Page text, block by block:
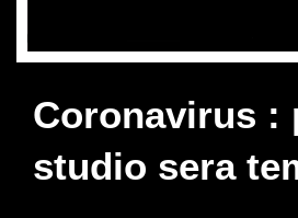
Coronavirus :
studio sera